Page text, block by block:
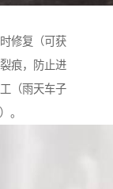
修复（可获
痕，防止进
（雨天车子
。